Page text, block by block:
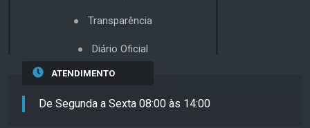
Transparência
Diário Oficial
ATENDIMENTO
De Segunda a Sexta 08:00 às 14:00